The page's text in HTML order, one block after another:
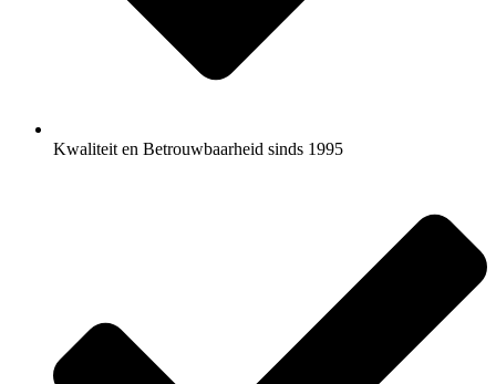
Kwaliteit en Betrouwbaarheid sinds 1995